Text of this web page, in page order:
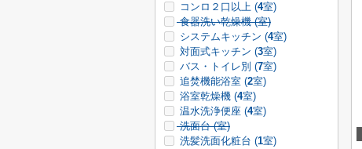
コンロ２口以上 (4室)
食器洗い乾燥機 (室)
システムキッチン (4室)
対面式キッチン (3室)
バス・トイレ別 (7室)
追焚機能浴室 (2室)
浴室乾燥機 (4室)
温水洗浄便座 (4室)
洗面台 (室)
洗髪洗面化粧台 (1室)